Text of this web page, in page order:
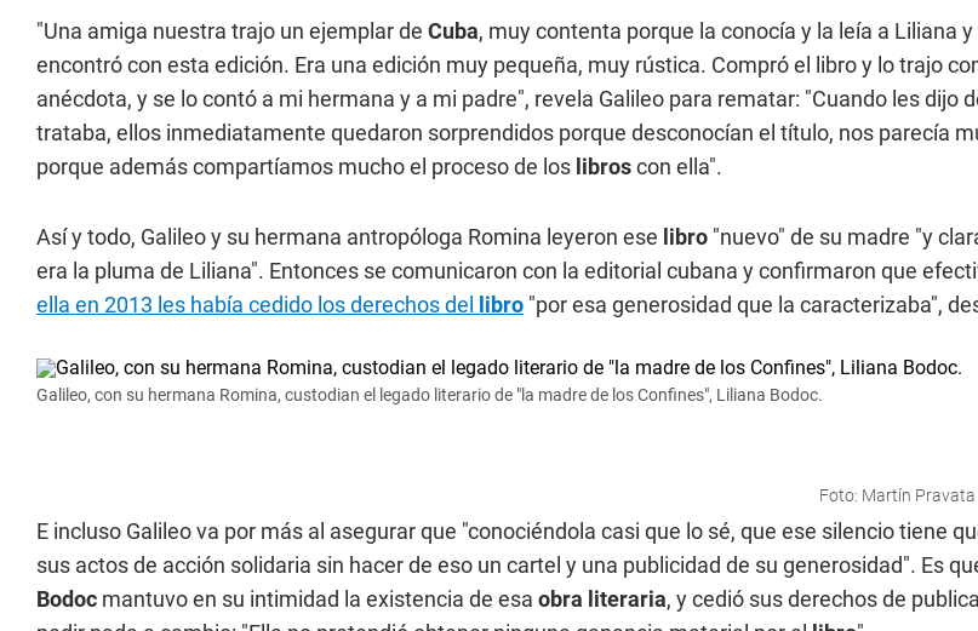
"Una amiga nuestra trajo un ejemplar de Cuba, muy contenta porque la conocía y la leía a Liliana y
encontró con esta edición. Era una edición muy pequeña, muy rústica. Compró el libro y lo trajo
anécdota, y se lo contó a mi hermana y a mi padre", revela Galileo para rematar: "Cuando les dijo
trataba, ellos inmediatamente quedaron sorprendidos porque desconocían el título, nos parecía
porque además compartíamos mucho el proceso de los libroscon ella".
Así y todo, Galileo y su hermana antropóloga Romina leyeron ese libro "nuevo" de su madre "y
era la pluma de Liliana". Entonces se comunicaron con la editorial cubana y confirmaron que
ella en 2013 les había cedido los derechos del
libro "por esa generosidad que la caracterizaba",
Galileo, con su hermana Romina, custodian el legado literario de "la madre de los Confines", Liliana Bodoc.
Foto: Martín Pravata
E incluso Galileo va por más al asegurar que "conociéndola casi que lo sé, que ese silencio tiene
sus actos de acción solidaria sin hacer de eso un cartel y una publicidad de su generosidad". Es
Bodoc mantuvo en su intimidad la existencia de esa obra literaria, y cedió sus derechos de